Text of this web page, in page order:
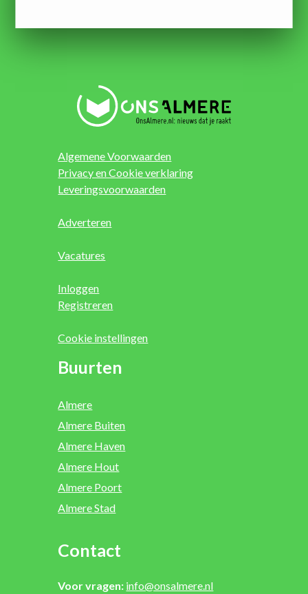
Algemene Voorwaarden
Privacy en Cookie verklaring
Leveringsvoorwaarden
Adverteren
Vacatures
Inloggen
Registreren
Cookie instellingen
Buurten
Almere
Almere Buiten
Almere Haven
Almere Hout
Almere Poort
Almere Stad
Contact
Voor vragen: info@onsalmere.nl